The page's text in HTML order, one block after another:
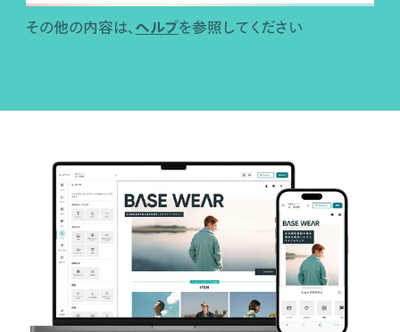
その他の内容は、 ヘルプを参照してください